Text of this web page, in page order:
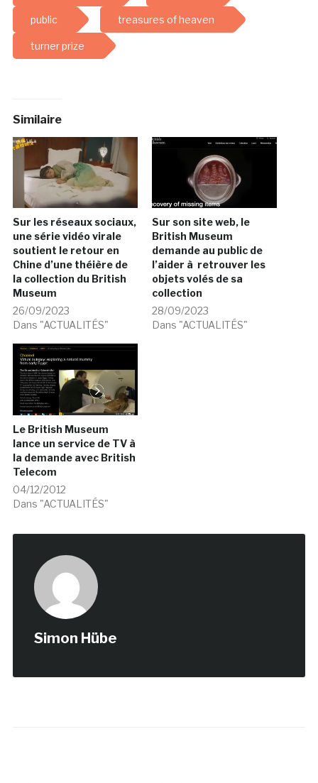
public treasures of heaven
turner prize
Similaire
Sur les réseaux sociaux,
une série vidéo virale
soutient le retour en
Chine d’une théière de
la collection du British
Museum
26/09/2023
Dans "ACTUALITÉS"
Sur son site web, le
British Museum
demande au public de
l’aider à retrouver les
objets volés de sa
collection
28/09/2023
Dans "ACTUALITÉS"
Le British Museum
lance un service de TV à
la demande avec British
Telecom
04/12/2012
Dans "ACTUALITÉS"
Simon Hübe